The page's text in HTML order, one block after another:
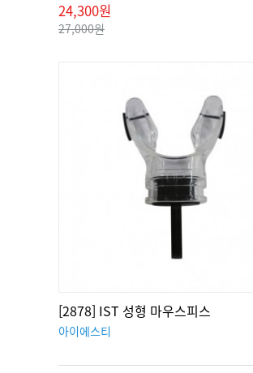
24,300원
27,000원
[2878] IST 성형 마우스피스
아이에스티